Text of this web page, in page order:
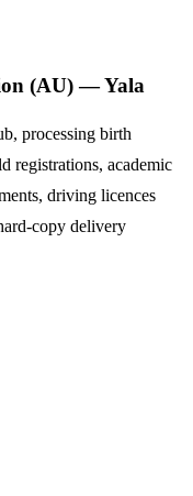
(AU) — Yala
processing birth
registrations, academic
driving licences
copy delivery